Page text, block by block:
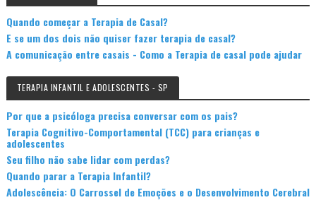
Quando começar a Terapia de Casal?
E se um dos dois não quiser fazer terapia de casal?
A comunicação entre casais - Como a Terapia de casal pode ajudar
TERAPIA INFANTIL E ADOLESCENTES - SP
Por que a psicóloga precisa conversar com os pais?
Terapia Cognitivo-Comportamental (TCC) para crianças e
adolescentes
Seu filho não sabe lidar com perdas?
Quando parar a Terapia Infantil?
Adolescência: O Carrossel de Emoções e o Desenvolvimento Cerebral